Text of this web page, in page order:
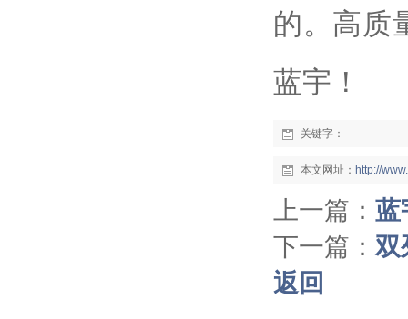
的。高质
蓝宇！
关键字：
本文网址： http://
上一篇： 蓝
下一篇： 双
返回